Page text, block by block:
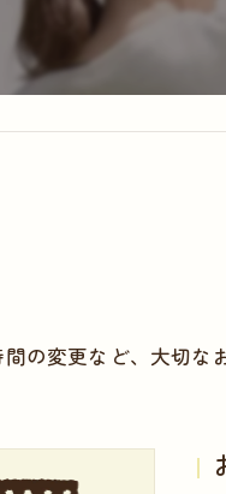
の変更など、大切な